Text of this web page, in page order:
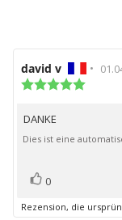
Autor
der
david v •
Rezensionstext:
DANKE
Dies ist eine
Stimme
0
Rezension, die